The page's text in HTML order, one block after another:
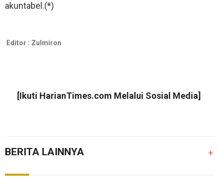
akuntabel.(*)
Editor : Zulmiron
[Ikuti HarianTimes.com Melalui Sosial Media]
BERITA LAINNYA +